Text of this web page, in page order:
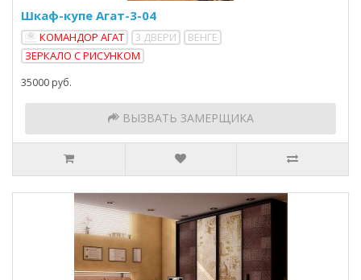
Шкаф-купе Агат-3-04
КОМАНДОР АГАТ 3 ДВЕРИ
ВЕНГЕ
ЗЕРКАЛО С РИСУНКОМ
35000 руб.
ВЫЗВАТЬ ЗАМЕРЩИКА